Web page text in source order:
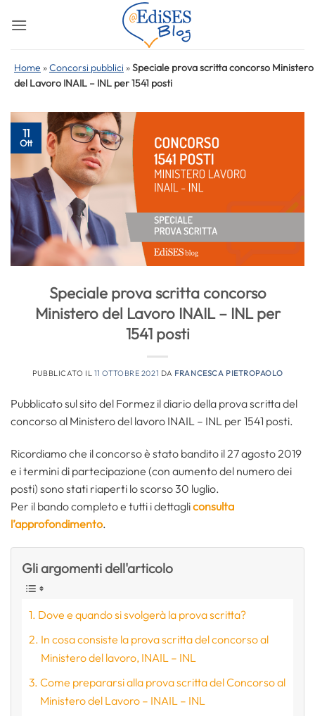
Home »Concorsi pubblici »Speciale prova scritta concorso Ministero
del Lavoro INAIL – INL per 1541 posti
11
Ott
Speciale prova scritta concorso
Ministero del Lavoro INAIL – INL per
1541 posti
PUBBLICATO IL 11 OTTOBRE 2021 DA FRANCESCA PIETROPAOLO
Pubblicato sul sito del Formez il diario della prova scritta del
concorso al Ministero del lavoro INAIL – INL per 1541 posti.
Ricordiamo che il concorso è stato bandito il 27 agosto 2019
e i termini di partecipazione (con aumento del numero dei
posti) sono stati riaperti lo scorso 30 luglio.
Per il bando completo e tutti i dettagliconsulta
l’approfondimento.
Gli argomenti dell'articolo
Dove e quando si svolgerà la prova scritta?
In cosa consiste la prova scritta del concorso al
Ministero del lavoro, INAIL – INL
Come prepararsi alla prova scritta del Concorso al
Ministero del Lavoro – INAIL – INL